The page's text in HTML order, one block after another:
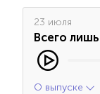
23 июля
Всего
О выпуске